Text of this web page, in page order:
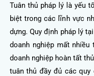
Tuân thủ pháp lý là yếu
biệt trong các lĩnh vực
dựng. Quy định pháp lý
doanh nghiệp mất
doanh nghiệp hoàn tất
tuân thủ đầy đủ các